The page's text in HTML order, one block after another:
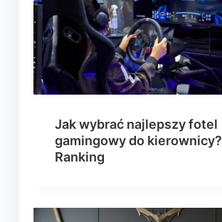
Jak wybrać najlepszy fotel
gamingowy do kierownicy?
Ranking